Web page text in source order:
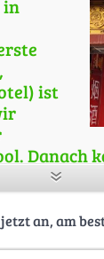
in
ist
Danach
Dort
Die
wollen.
an, am